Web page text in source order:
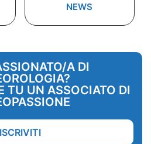
NEWS
A DI
TU UN ASSOCIATO DI
ISCRIVITI